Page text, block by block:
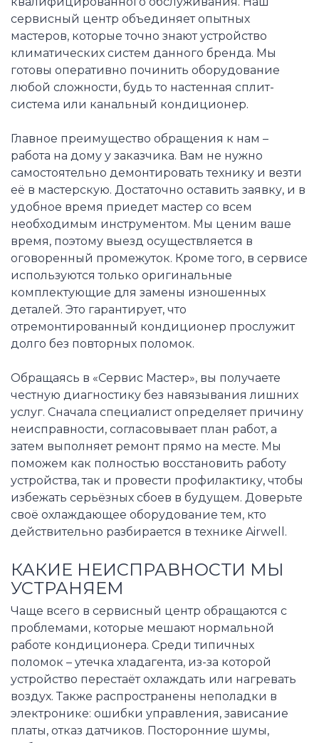
сервисный центр объединяет опытных
мастеров, которые точно знают устройство
климатических систем данного бренда. Мы
готовы оперативно починить оборудование
любой сложности, будь то настенная сплит-
система или канальный кондиционер.
Главное преимущество обращения к нам –
работа на дому у заказчика. Вам не нужно
самостоятельно демонтировать технику и везти
её в мастерскую. Достаточно оставить заявку, и в
удобное время приедет мастер со всем
необходимым инструментом. Мы ценим ваше
время, поэтому выезд осуществляется в
оговоренный промежуток. Кроме того, в сервисе
используются только оригинальные
комплектующие для замены изношенных
деталей. Это гарантирует, что
отремонтированный кондиционер прослужит
долго без повторных поломок.
Обращаясь в «Сервис Мастер», вы получаете
честную диагностику без навязывания лишних
услуг. Сначала специалист определяет причину
неисправности, согласовывает план работ, а
затем выполняет ремонт прямо на месте. Мы
поможем как полностью восстановить работу
устройства, так и провести профилактику, чтобы
избежать серьёзных сбоев в будущем. Доверьте
своё охлаждающее оборудование тем, кто
действительно разбирается в технике Airwell.
КАКИЕ НЕИСПРАВНОСТИ МЫ
УСТРАНЯЕМ
Чаще всего в сервисный центр обращаются с
проблемами, которые мешают нормальной
работе кондиционера. Среди типичных
поломок – утечка хладагента, из-за которой
устройство перестаёт охлаждать или нагревать
воздух. Также распространены неполадки в
электронике: ошибки управления, зависание
платы, отказ датчиков. Посторонние шумы,